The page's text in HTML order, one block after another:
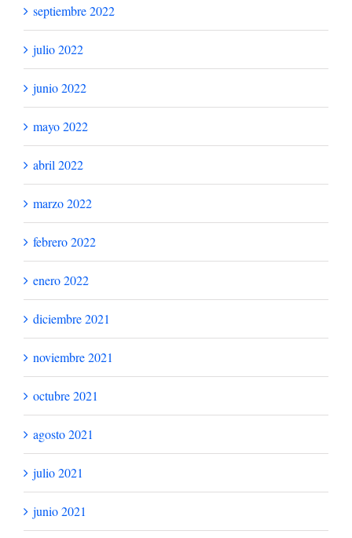
septiembre 2022
julio 2022
junio 2022
mayo 2022
abril 2022
marzo 2022
febrero 2022
enero 2022
diciembre 2021
noviembre 2021
octubre 2021
agosto 2021
julio 2021
junio 2021